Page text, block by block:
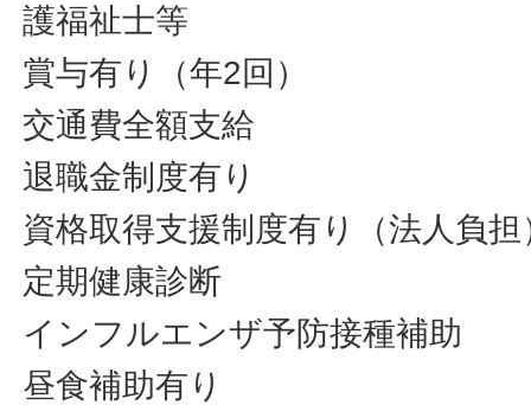
護福祉士等
賞与有り（年2回）
交通費全額支給
退職金制度有り
資格取得支援制度有り（法人負担
定期健康診断
インフルエンザ予防接種補助
昼食補助有り